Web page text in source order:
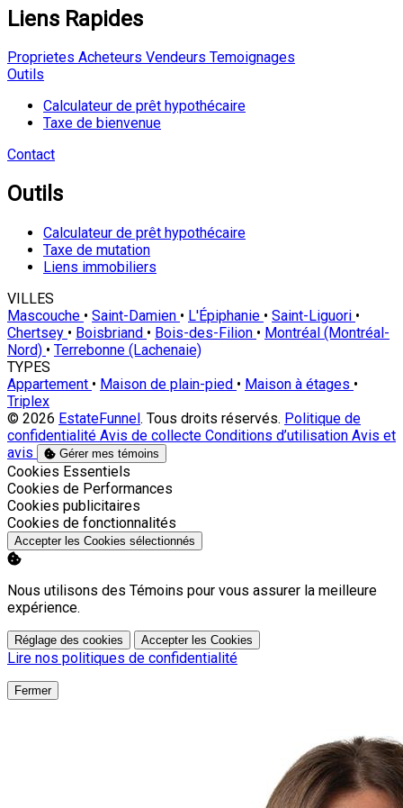
Liens Rapides
Proprietes Acheteurs Vendeurs Temoignages
Outils
Calculateur de prêt hypothécaire
Taxe de bienvenue
Contact
Outils
Calculateur de prêt hypothécaire
Taxe de mutation
Liens immobiliers
VILLES
Mascouche • Saint-Damien • L'Épiphanie • Saint-Liguori •
Chertsey • Boisbriand • Bois-des-Filion • Montréal (Montréal-
Nord) • Terrebonne (Lachenaie)
TYPES
Appartement • Maison de plain-pied • Maison à étages •
Triplex
© 2026 EstateFunnel . Tous droits réservés. Politique de
confidentialité Avis de collecte Conditions d’utilisation Avis et
avis
Gérer mes témoins
Activer
Cookies Essentiels
Activer
Cookies de Performances
Activer
Cookies publicitaires
Activer
Cookies de fonctionnalités
Accepter les Cookies sélectionnés
Nous utilisons des Témoins pour vous assurer la meilleure
expérience.
Réglage des cookies Accepter les Cookies
Lire nos politiques de confidentialité
Fermer